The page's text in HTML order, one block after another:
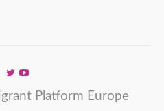
Platform Europe